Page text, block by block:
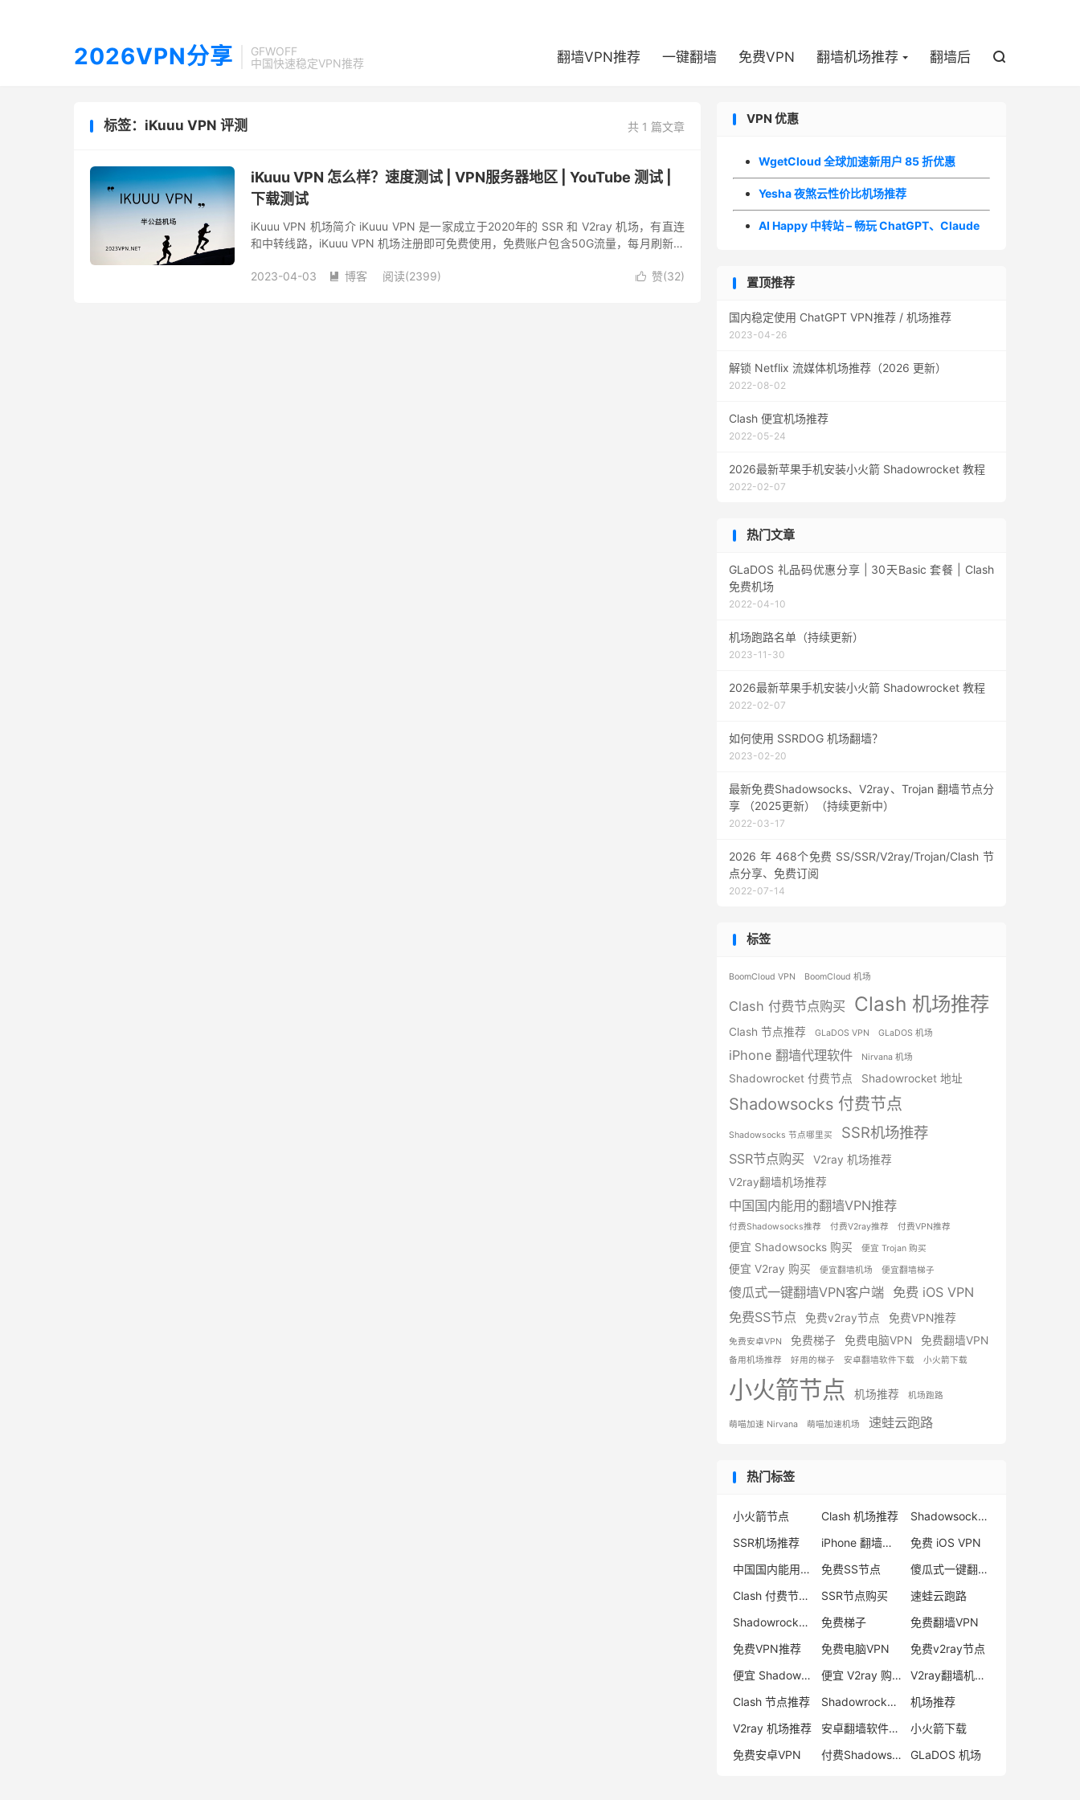
2026VPN分享
GFWOFF
中国快速稳定VPN推荐
翻墙VPN推荐 一键翻墙 免费VPN 翻墙机场推荐 翻墙后 
共 1 篇文章
标签：iKuuu VPN 评测
iKuuu VPN 怎么样？速度测试 | VPN服务器地区 | YouTube 测试 |
下载测试
iKuuu VPN 机场简介 iKuuu VPN 是一家成立于2020年的 SSR 和 V2ray 机场，有直连
和中转线路，iKuuu VPN 机场注册即可免费使用，免费账户包含50G流量，每月刷新。
 赞(32)
2023-04-03  博客 阅读(2399)
VPN 优惠
WgetCloud 全球加速新用户 85 折优惠
Yesha 夜煞云性价比机场推荐
AI Happy 中转站 – 畅玩 ChatGPT、Claude
置顶推荐
国内稳定使用 ChatGPT VPN推荐 / 机场推荐
2023-04-26
解锁 Netflix 流媒体机场推荐（2026 更新）
2022-08-02
Clash 便宜机场推荐
2022-05-24
2026最新苹果手机安装小火箭 Shadowrocket 教程
2022-02-07
热门文章
GLaDOS 礼品码优惠分享 | 30天Basic 套餐 | Clash
免费机场
2022-04-10
机场跑路名单（持续更新）
2023-11-30
2026最新苹果手机安装小火箭 Shadowrocket 教程
2022-02-07
如何使用 SSRDOG 机场翻墙？
2023-02-20
最新免费Shadowsocks、V2ray、Trojan 翻墙节点分
享 （2025更新）（持续更新中）
2022-03-17
2026 年 468个免费 SS/SSR/V2ray/Trojan/Clash 节
点分享、免费订阅
2022-07-14
标签
BoomCloud VPN BoomCloud 机场
Clash 付费节点购买 Clash 机场推荐
Clash 节点推荐 GLaDOS VPN GLaDOS 机场
iPhone 翻墙代理软件 Nirvana 机场
Shadowrocket 付费节点 Shadowrocket 地址
Shadowsocks 付费节点
Shadowsocks 节点哪里买 SSR机场推荐
SSR节点购买
V2ray 机场推荐
V2ray翻墙机场推荐
中国国内能用的翻墙VPN推荐
付费Shadowsocks推荐 付费V2ray推荐 付费VPN推荐
便宜 Shadowsocks 购买 便宜 Trojan 购买
便宜 V2ray 购买 便宜翻墙机场 便宜翻墙梯子
傻瓜式一键翻墙VPN客户端 免费 iOS VPN
免费SS节点
免费v2ray节点 免费VPN推荐
免费安卓VPN 免费梯子 免费电脑VPN 免费翻墙VPN
备用机场推荐 好用的梯子 安卓翻墙软件下载 小火箭下载
小火箭节点 机场推荐 机场跑路
萌喵加速 Nirvana 萌喵加速机场 速蛙云跑路
热门标签
小火箭节点 Clash 机场推荐
Shadowsocks 付费节点
SSR机场推荐
iPhone 翻墙代理软件
免费 iOS VPN
中国国内能用的翻墙VPN推荐
免费SS节点
傻瓜式一键翻墙VPN客户端
Clash 付费节点购买
SSR节点购买
速蛙云跑路
Shadowrocket 地址
免费梯子
免费翻墙VPN
免费VPN推荐
免费电脑VPN
免费v2ray节点
便宜 Shadowsocks 购买
便宜 V2ray 购买
V2ray翻墙机场推荐
Clash 节点推荐
Shadowrocket 付费节点
机场推荐
V2ray 机场推荐
安卓翻墙软件下载
小火箭下载
免费安卓VPN
付费Shadowsocks推荐 GLaDOS 机场